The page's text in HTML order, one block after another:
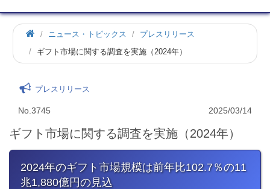
ニュース・トピックス
プレスリリース
ギフト市場に関する調査を実施（2024年）
プレスリリース
No.3745 2025/03/14
ギフト市場に関する調査を実施（2024年）
2024年のギフト市場規模は前年比102.7％の11
兆1,880億円の見込